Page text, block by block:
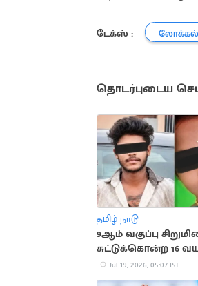
டேக்ஸ் : லோக்கல்
தொடர்புடைய
தமிழ் நாடு
9ஆம் வகுப்பு
சுட்டுக்கொன்ற 16
காதலன்
Jul 19, 2026, 05:07 IST